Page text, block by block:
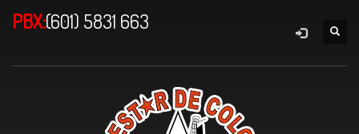
PBX:(601) 5831 663